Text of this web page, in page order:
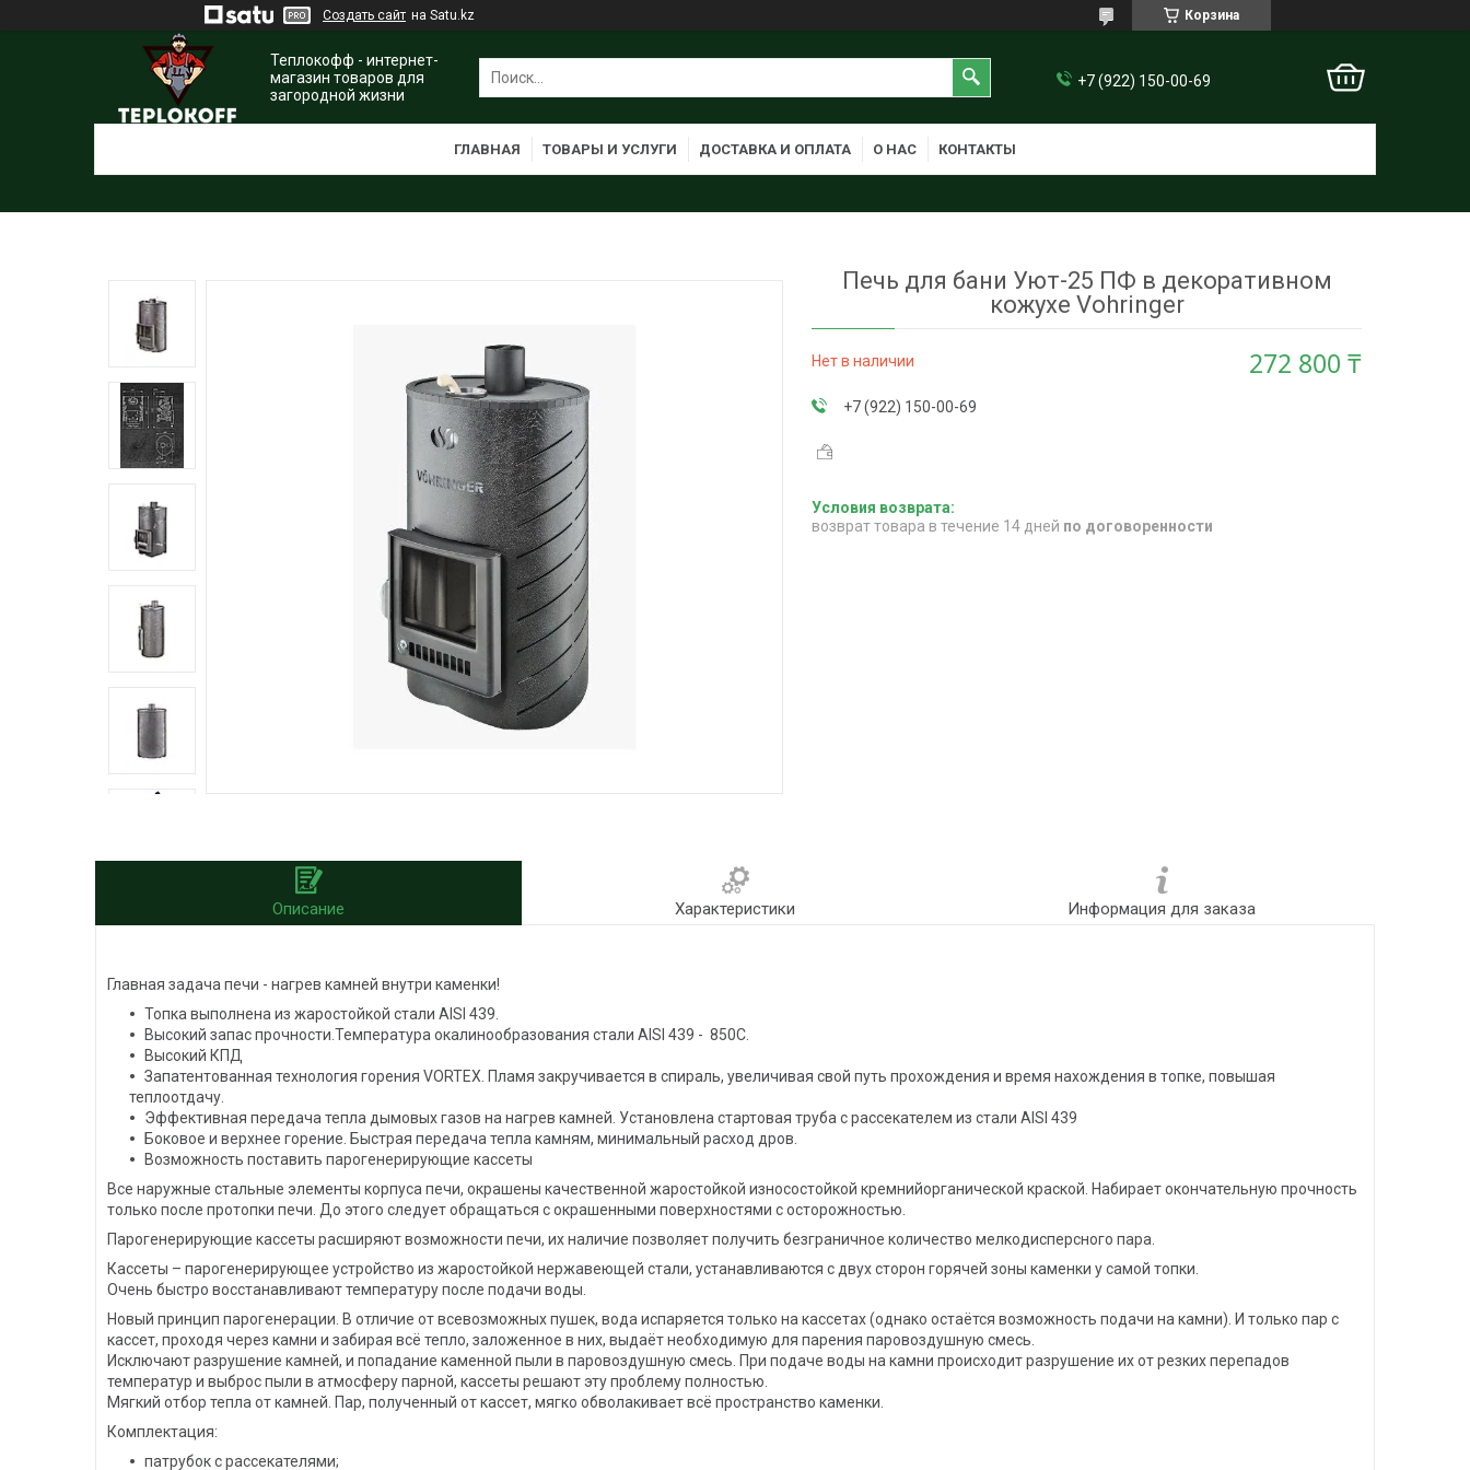
Создать сайт на Satu.kz Корзина
Теплокофф - интернет-
магазин товаров для
загородной жизни
+7 (922) 150-00-69
ГЛАВНАЯ ТОВАРЫ И УСЛУГИ ДОСТАВКА И ОПЛАТА О НАС КОНТАКТЫ
Печь для бани Уют-25 ПФ в декоративном
кожухе Vohringer
Нет в наличии 272 800 ₸
+7 (922) 150-00-69
возврат товара в течение 14 дней по договоренности
Описание Характеристики Информация для заказа
Главная задача печи - нагрев камней внутри каменки!
Топка выполнена из жаростойкой стали AISI 439.
Высокий запас прочности.Температура окалинообразования стали AISI 439 - 850С.
Высокий КПД
Запатентованная технология горения VORTEX. Пламя закручивается в спираль, увеличивая свой путь прохождения и время нахождения в топке, повышая
теплоотдачу.
Эффективная передача тепла дымовых газов на нагрев камней. Установлена стартовая труба с рассекателем из стали AISI 439
Боковое и верхнее горение. Быстрая передача тепла камням, минимальный расход дров.
Возможность поставить парогенерирующие кассеты
Все наружные стальные элементы корпуса печи, окрашены качественной жаростойкой износостойкой кремнийорганической краской. Набирает окончательную прочность
только после протопки печи. До этого следует обращаться с окрашенными поверхностями с осторожностью.
Парогенерирующие кассеты расширяют возможности печи, их наличие позволяет получить безграничное количество мелкодисперсного пара.
Кассеты – парогенерирующее устройство из жаростойкой нержавеющей стали, устанавливаются с двух сторон горячей зоны каменки у самой топки.
Очень быстро восстанавливают температуру после подачи воды.
Новый принцип парогенерации. В отличие от всевозможных пушек, вода испаряется только на кассетах (однако остаётся возможность подачи на камни). И только пар с
кассет, проходя через камни и забирая всё тепло, заложенное в них, выдаёт необходимую для парения паровоздушную смесь.
Исключают разрушение камней, и попадание каменной пыли в паровоздушную смесь. При подаче воды на камни происходит разрушение их от резких перепадов
температур и выброс пыли в атмосферу парной, кассеты решают эту проблему полностью.
Мягкий отбор тепла от камней. Пар, полученный от кассет, мягко обволакивает всё пространство каменки.
Комплектация:
патрубок с рассекателями;